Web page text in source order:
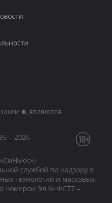
■, являются
– 2026
службой по надзору в
технологий и массовых
номером Эл № ФС77 –